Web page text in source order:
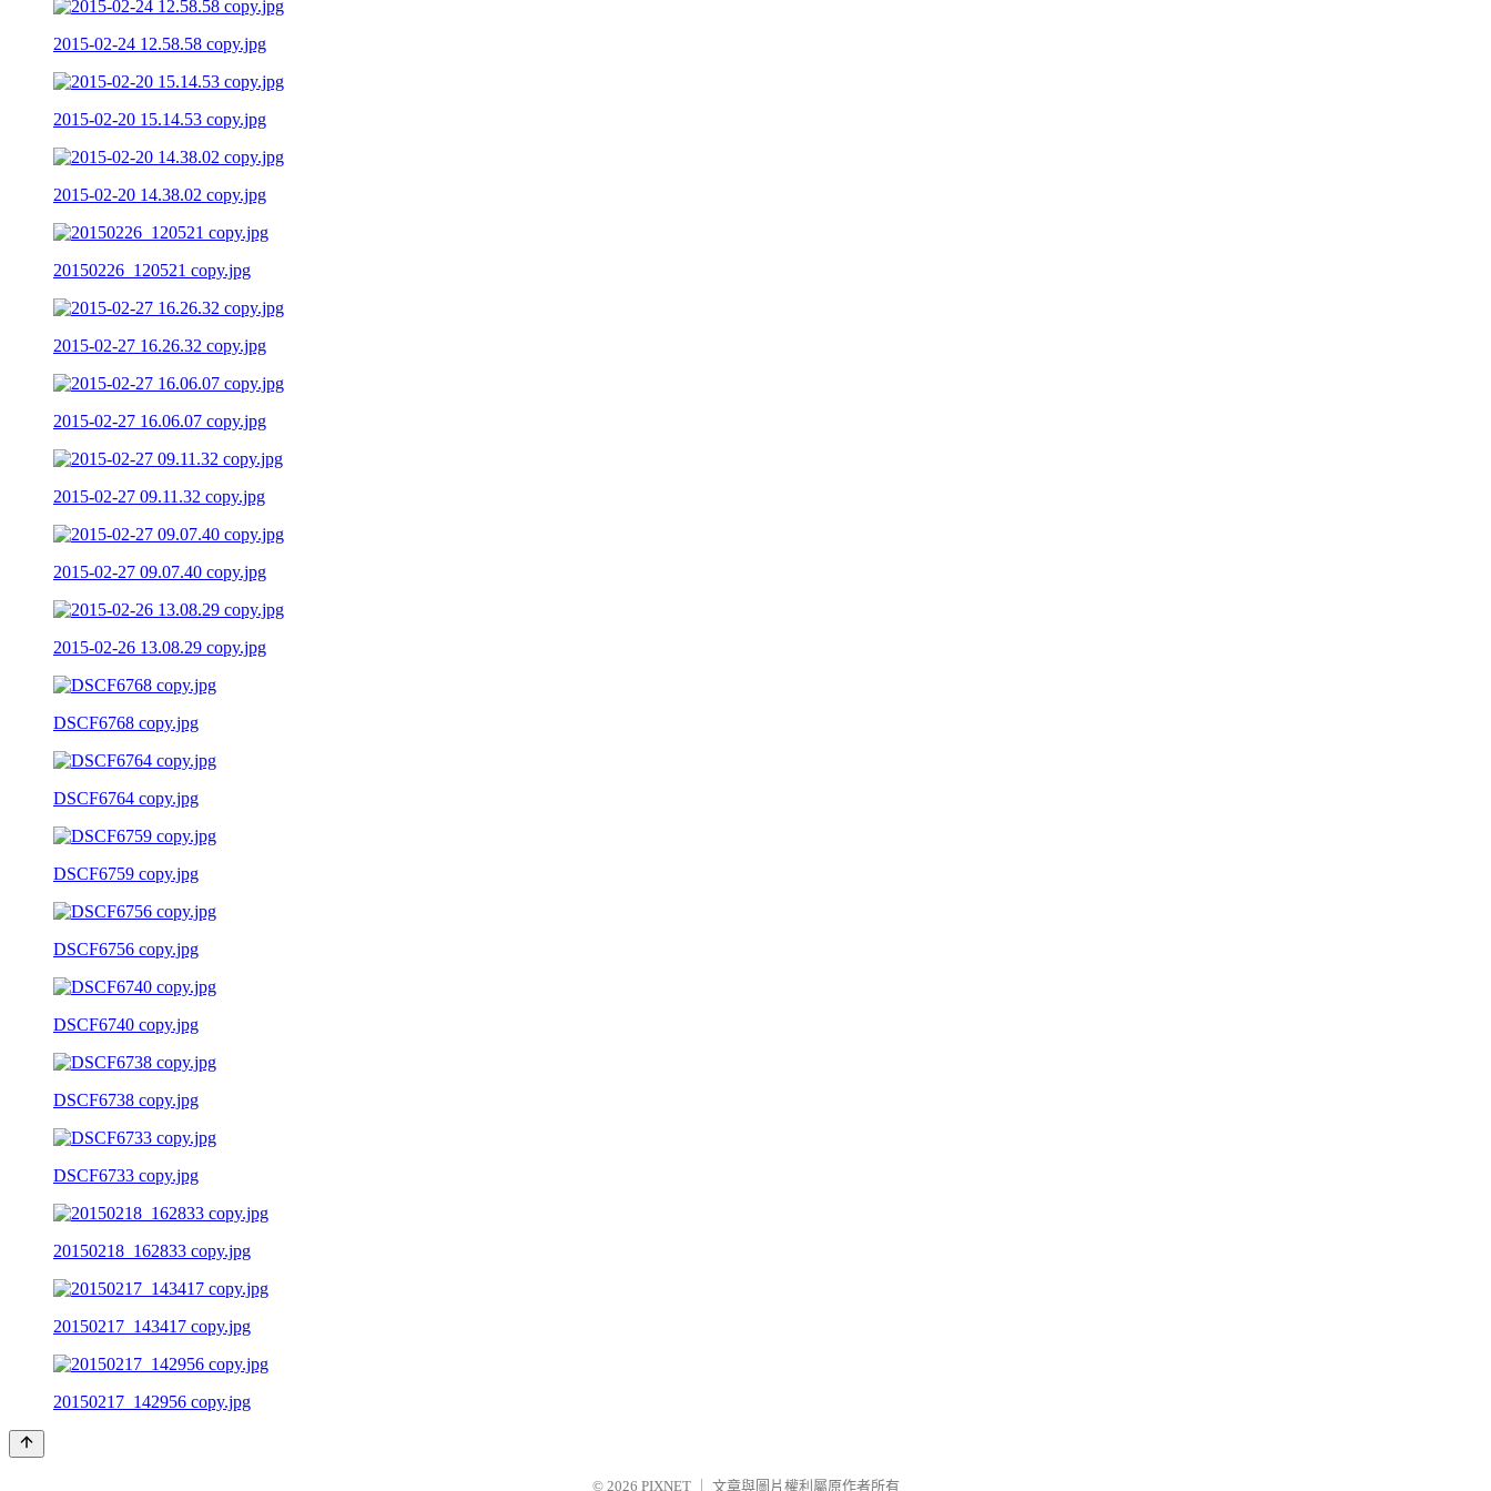
2015-02-24 12.58.58 copy.jpg
2015-02-20 15.14.53 copy.jpg
2015-02-20 14.38.02 copy.jpg
20150226_120521 copy.jpg
2015-02-27 16.26.32 copy.jpg
2015-02-27 16.06.07 copy.jpg
2015-02-27 09.11.32 copy.jpg
2015-02-27 09.07.40 copy.jpg
2015-02-26 13.08.29 copy.jpg
DSCF6768 copy.jpg
DSCF6764 copy.jpg
DSCF6759 copy.jpg
DSCF6756 copy.jpg
DSCF6740 copy.jpg
DSCF6738 copy.jpg
DSCF6733 copy.jpg
20150218_162833 copy.jpg
20150217_143417 copy.jpg
20150217_142956 copy.jpg
© 2026 PIXNET 文章與圖片權利屬原作者所有